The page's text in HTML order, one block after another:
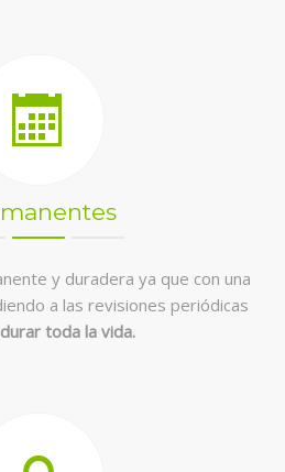
y duradera ya que con una
a las revisiones periódicas
toda la vida.